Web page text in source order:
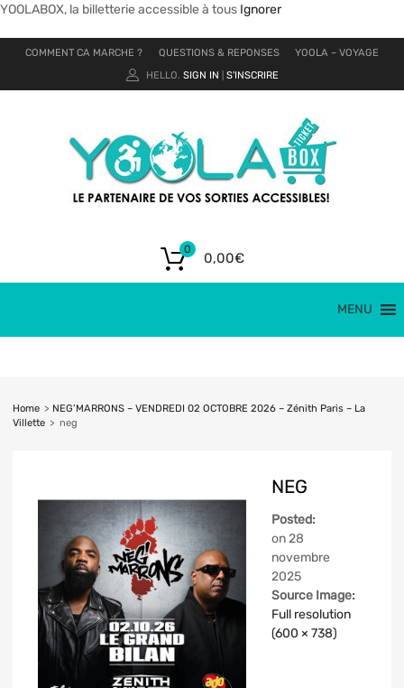
YOOLABOX, la billetterie accessible à tous Ignorer
COMMENT CA MARCHE ? QUESTIONS & REPONSES
YOOLA – VOYAGE
HELLO. SIGN IN S'INSCRIRE
0,00€
0
MENU
Home > NEG’MARRONS – VENDREDI 02 OCTOBRE 2026 – Zénith Paris – La
Villette > neg
NEG
Posted:
on28
novembre
2025
Source Image:
Full resolution
(600 × 738)